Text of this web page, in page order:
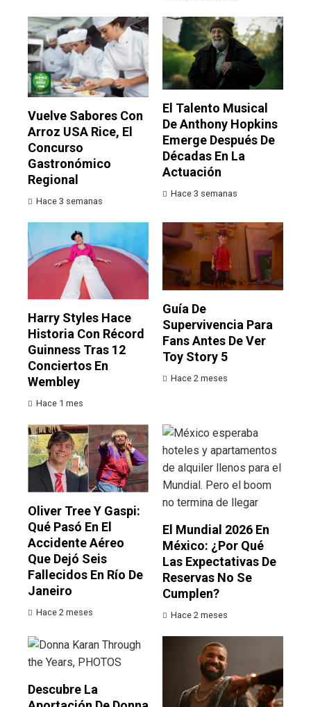
Vuelve Sabores Con
Arroz USA Rice, El
Concurso
Gastronómico
Regional
Hace 3 semanas
El Talento Musical
De Anthony Hopkins
Emerge Después De
Décadas En La
Actuación
Hace 3 semanas
Harry Styles Hace
Historia Con Récord
Guinness Tras 12
Conciertos En
Wembley
Hace 1 mes
Guía De
Supervivencia Para
Fans Antes De Ver
Toy Story 5
Hace 2 meses
Oliver Tree Y Gaspi:
Qué Pasó En El
Accidente Aéreo
Que Dejó Seis
Fallecidos En Río De
Janeiro
Hace 2 meses
El Mundial 2026 En
México: ¿por Qué
Las Expectativas De
Reservas No Se
Cumplen?
Hace 2 meses
Descubre La